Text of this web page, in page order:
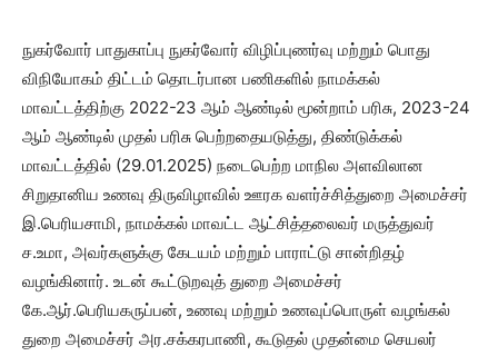
நுகர்வோர் பாதுகாப்பு நுகர்வோர் விழிப்புணர்வு மற்றும் பொது
விநியோகம் திட்டம் தொடர்பான பணிகளில் நாமக்கல்
மாவட்டத்திற்கு 2022-23 ஆம் ஆண்டில் மூன்றாம் பரிசு, 2023-24
ஆம் ஆண்டில் முதல் பரிசு பெற்றதையடுத்து, திண்டுக்கல்
மாவட்டத்தில் (29.01.2025) நடைபெற்ற மாநில அளவிலான
சிறுதானிய உணவு திருவிழாவில் ஊரக வளர்ச்சித்துறை அமைச்சர்
இ.பெரியசாமி, நாமக்கல் மாவட்ட ஆட்சித்தலைவர் மருத்துவர்
ச.உமா, அவர்களுக்கு கேடயம் மற்றும் பாராட்டு சான்றிதழ்
வழங்கினார். உடன் கூட்டுறவுத் துறை அமைச்சர்
கே.ஆர்.பெரியகருப்பன், உணவு மற்றும் உணவுப்பொருள் வழங்கல்
துறை அமைச்சர் அர.சக்கரபாணி, கூடுதல் முதன்மை செயலர்